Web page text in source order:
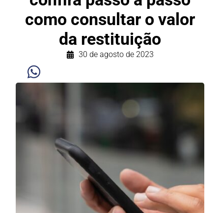
como consultar o valor
da restituição
30 de agosto de 2023